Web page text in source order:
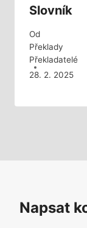
Slovník
Od
Překlady
Překladatelé
28. 2. 2025
Napsat